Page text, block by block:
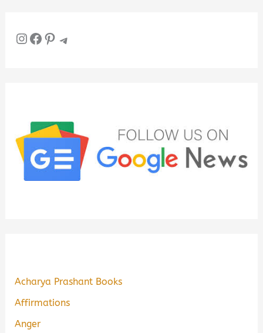
InstagramFacebook Pinterest Telegram
Acharya Prashant Books
Affirmations
Anger